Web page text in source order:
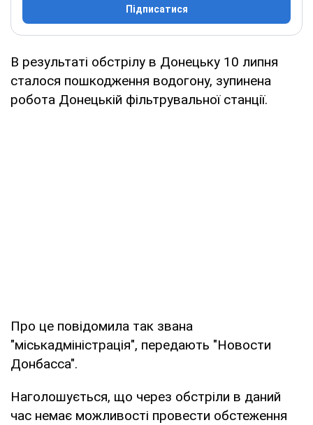
Підписатися
В результаті обстрілу в Донецьку 10 липня
сталося пошкодження водогону, зупинена
робота Донецькій фільтрувальної станції.
Про це повідомила так звана
"міськадміністрація", передають "Новости
Донбасса".
Наголошується, що через обстріли в даний
час немає можливості провести обстеження